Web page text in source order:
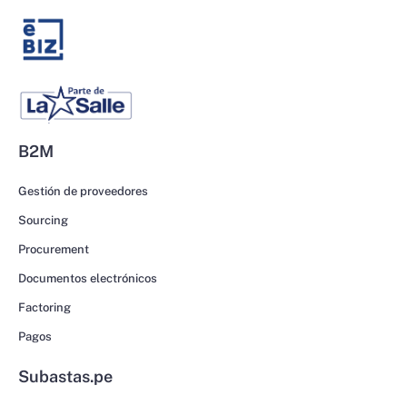
B2M
Gestión de proveedores
Sourcing
Procurement
Documentos electrónicos
Factoring
Pagos
Subastas.pe